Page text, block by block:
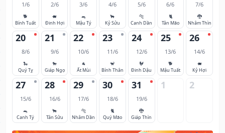
1/6
🐕
Bính Tuất
2/6
🐖
Đinh Hợi
3/6
🐀
Mậu Tý
4/6
🐂
Kỷ Sửu
5/6
🐅
Canh Dần
6/6
🐈
Tân Mão
7/6
🐉
Nhâm Thìn
20
8/6
🐍
Quý Tỵ
21
9/6
🐎
Giáp Ngọ
22
10/6
🐐
Ất Mùi
23
11/6
🐒
Bính Thân
24
12/6
🐓
Đinh Dậu
25
13/6
🐕
Mậu Tuất
26
14/6
🐖
Kỷ Hợi
27
15/6
🐀
Canh Tý
28
16/6
🐂
Tân Sửu
29
17/6
🐅
Nhâm Dần
30
18/6
🐈
Quý Mão
31
19/6
🐉
Giáp Thìn
1 2